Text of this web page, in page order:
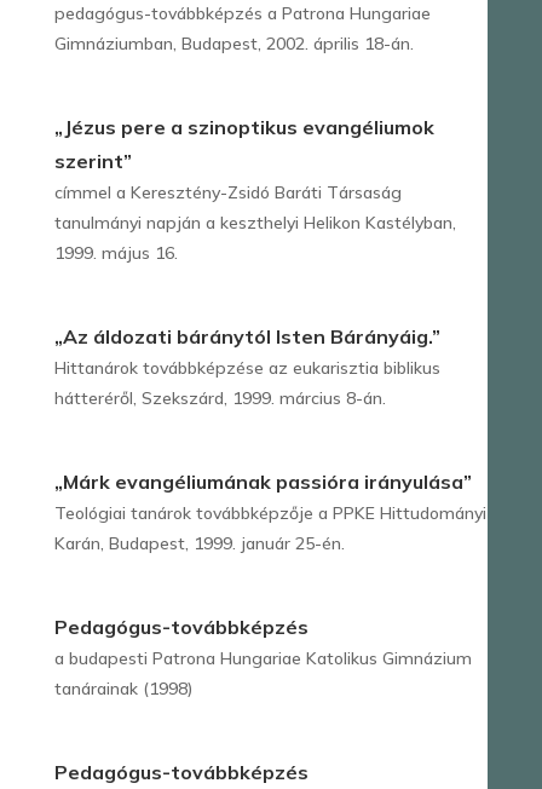
pedagógus-továbbképzés a Patrona Hungariae
Gimnáziumban, Budapest, 2002. április 18-án.
„Jézus pere a szinoptikus evangéliumok
szerint”
címmel a Keresztény-Zsidó Baráti Társaság
tanulmányi napján a keszthelyi Helikon Kastélyban,
1999. május 16.
„Az áldozati báránytól Isten Bárányáig.”
Hittanárok továbbképzése az eukarisztia biblikus
hátteréről, Szekszárd, 1999. március 8-án.
„Márk evangéliumának passióra irányulása”
Teológiai tanárok továbbképzője a PPKE Hittudományi
Karán, Budapest, 1999. január 25-én.
Pedagógus-továbbképzés
a budapesti Patrona Hungariae Katolikus Gimnázium
tanárainak (1998)
Pedagógus-továbbképzés